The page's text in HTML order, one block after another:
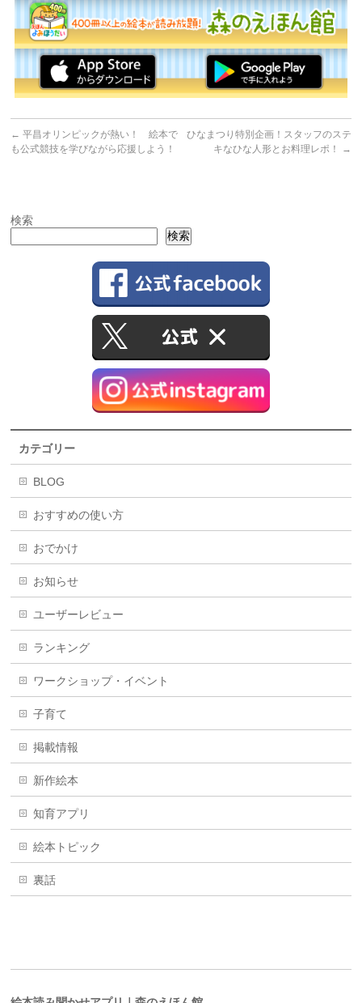
← 平昌オリンピックが熱い！ 絵本で
も公式競技を学びながら応援しよう！
ひなまつり特別企画！スタッフのステ
キなひな人形とお料理レポ！
→
検索
検索
カテゴリー
BLOG
おすすめの使い方
おでかけ
お知らせ
ユーザーレビュー
ランキング
ワークショップ・イベント
子育て
掲載情報
新作絵本
知育アプリ
絵本トピック
裏話